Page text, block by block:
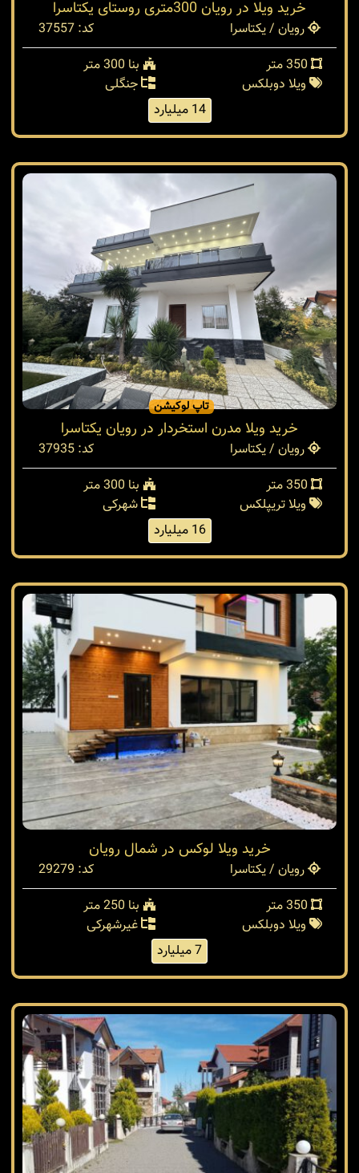
خرید ویلا در رویان 300متری روستای یکتاسرا
رویان / یکتاسرا
کد: 37557
بنا 300 متر
ویلا دوبلکس
جنگلی
14 میلیارد
تاپ لوکیشن
خرید ویلا مدرن استخردار در رویان یکتاسرا
رویان / یکتاسرا
کد: 37935
بنا 300 متر
ویلا تریپلکس
شهرکی
16 میلیارد
خرید ویلا لوکس در شمال رویان
رویان / یکتاسرا
کد: 29279
بنا 250 متر
ویلا دوبلکس
غیرشهرکی
7 میلیارد